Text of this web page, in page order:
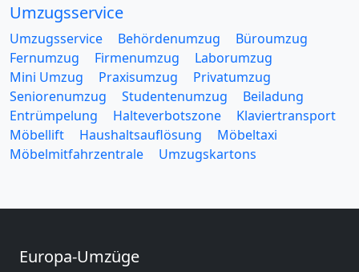
Umzugsservice
Umzugsservice Behördenumzug
Büroumzug
Fernumzug
Firmenumzug
Laborumzug
Mini Umzug
Praxisumzug
Privatumzug
Seniorenumzug
Studentenumzug
Beiladung
Entrümpelung
Halteverbotszone
Klaviertransport
Möbellift
Haushaltsauflösung
Möbeltaxi
Möbelmitfahrzentrale
Umzugskartons
Europa-Umzüge